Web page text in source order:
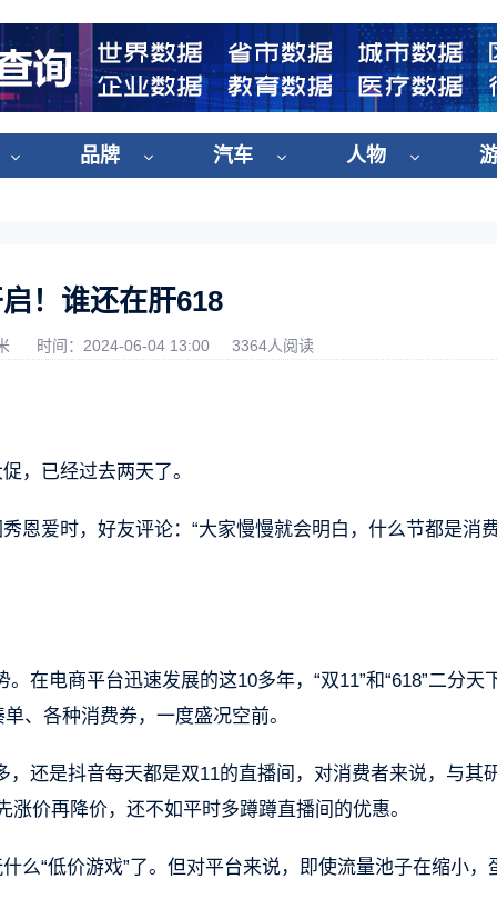
品牌 汽车 人物
！谁还在肝618
时间：2024-06-04 13:00 3364人阅读
，已经过去两天了。
恩爱时，好友评论：“大家慢慢就会明白，什么节都是消
在电商平台迅速发展的这10多年，“双11”和“618”二分天
、各种消费券，一度盛况空前。
还是抖音每天都是双11的直播间，对消费者来说，与其
价再降价，还不如平时多蹲蹲直播间的优惠。
么“低价游戏”了。但对平台来说，即使流量池子在缩小，